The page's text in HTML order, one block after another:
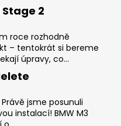
Stage 2
roce rozhodně
– tentokrát si bereme
úpravy, co...
jsme posunuli
instalací! BMW M3